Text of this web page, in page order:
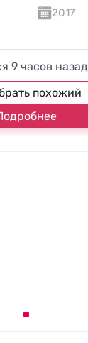
2017
9 часов назад
похожий